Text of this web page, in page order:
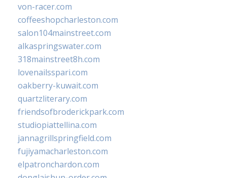
von-racer.com
coffeeshopcharleston.com
salon104mainstreet.com
alkaspringswater.com
318mainstreet8h.com
lovenailsspari.com
oakberry-kuwait.com
quartzliterary.com
friendsofbroderickpark.com
studiopiattellina.com
jannagrillspringfield.com
fujiyamacharleston.com
elpatronchardon.com